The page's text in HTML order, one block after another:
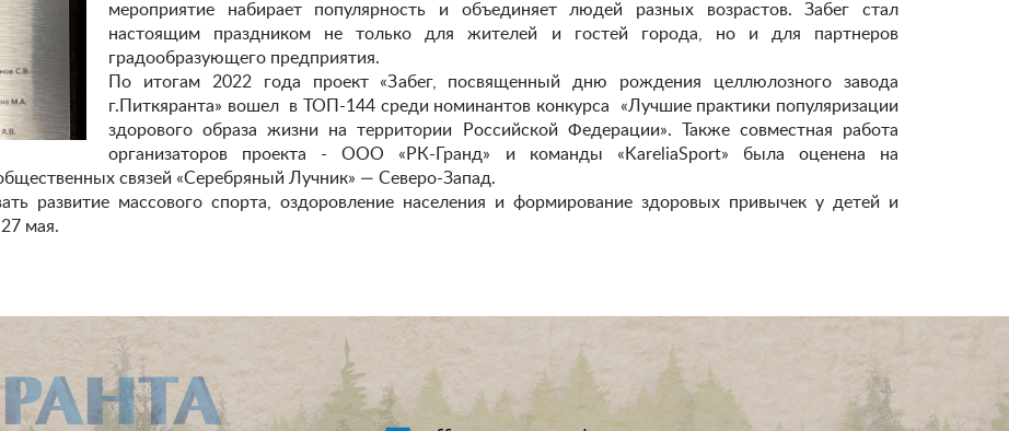
мероприятие набирает популярность и объединяет людей разных возрастов. Забег стал
настоящим праздником не только для жителей и гостей города, но и для партнеров
градообразующего предприятия.
По итогам 2022 года проект «Забег, посвященный дню рождения целлюлозного завода
г.Питкяранта» вошел в ТОП-144 среди номинантов конкурса «Лучшие практики популяризации
здорового образа жизни на территории Российской Федерации». Также совместная работа
организаторов проекта - ООО «РК-Гранд» и команды «KareliaSport» была оценена на
связей «Серебряный Лучник» — Северо-Запад.
развитие массового спорта, оздоровление населения и формирование здоровых привычек у детей и
мая.